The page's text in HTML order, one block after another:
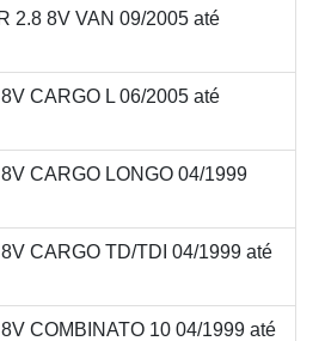
2.8 8V VAN 09/2005 até
CARGO L 06/2005 até
CARGO LONGO 04/1999
CARGO TD/TDI 04/1999 até
COMBINATO 10 04/1999 até